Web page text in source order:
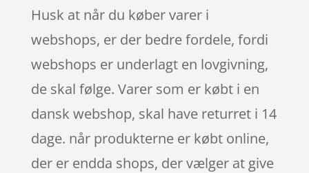
Husk at når du køber varer i
webshops, er der bedre fordele, fordi
webshops er underlagt en lovgivning,
de skal følge. Varer som er købt i en
dansk webshop, skal have returret i 14
dage. når produkterne er købt online,
der er endda shops, der vælger at give